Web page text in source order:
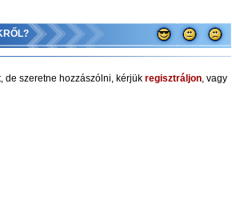
de szeretne hozzászólni, kérjük regisztráljon, vagy